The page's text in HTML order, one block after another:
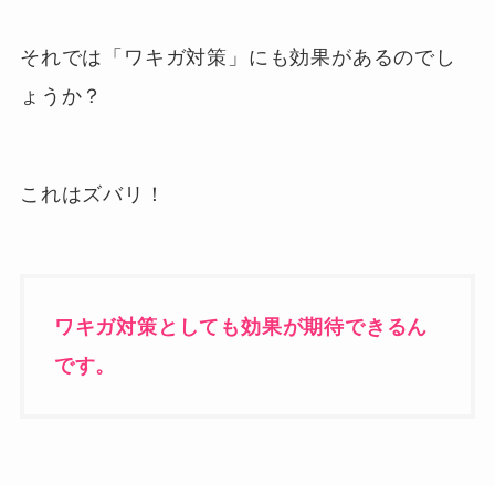
それでは「ワキガ対策」にも効果があるのでし
ょうか？
これはズバリ！
ワキガ対策としても効果が期待できるん
です。